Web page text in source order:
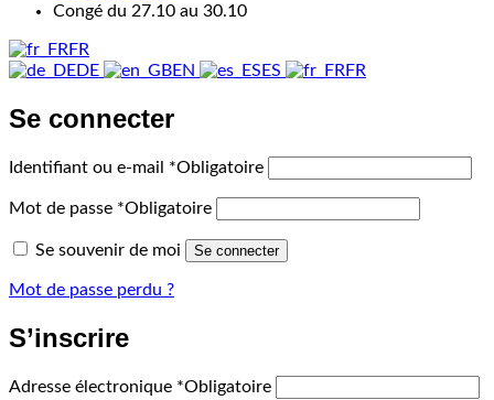
Congé du 27.10 au 30.10
FR
DE
EN ES FR
Se connecter
Identifiant ou e-mail *Obligatoire
Mot de passe *Obligatoire
Se souvenir de moi Se connecter
Mot de passe perdu ?
S’inscrire
Adresse électronique *Obligatoire